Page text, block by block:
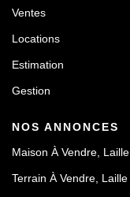
Ventes
Locations
Estimation
Gestion
NOS ANNONCES
Maison À Vendre, Laille
Terrain À Vendre, Laille